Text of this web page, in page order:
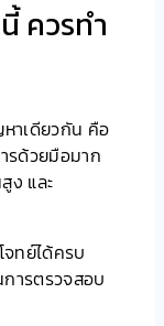
ควรทำ
าเดียวกัน คือ
รด้วยมือมาก
ง และ
ทย์ได้ครบ
การตรวจสอบ